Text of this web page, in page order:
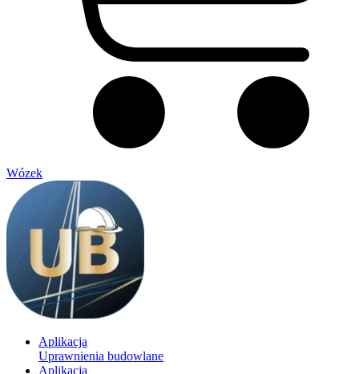
Wózek
Aplikacja
Uprawnienia budowlane
Aplikacja